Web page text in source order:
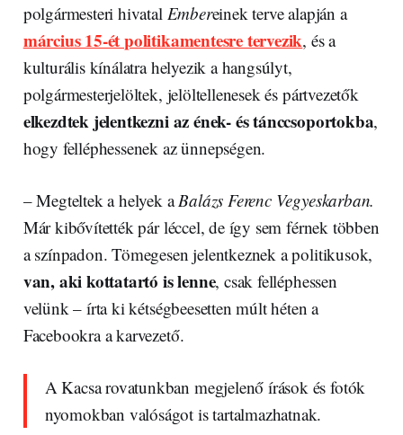
polgármesteri hivatal Embereinek terve alapján a
március 15-ét politikamentesre tervezik, és a
kulturális kínálatra helyezik a hangsúlyt,
polgármesterjelöltek, jelöltellenesek és pártvezetők
elkezdtek jelentkezni az ének- és tánccsoportokba,
hogy felléphessenek az ünnepségen.
– Megteltek a helyek aBalázs Ferenc Vegyeskarban.
Már kibővítették pár léccel, de így sem férnek többen
a színpadon. Tömegesen jelentkeznek a politikusok,
van, aki kottatartó is lenne, csak felléphessen
velünk – írta ki kétségbeesetten múlt héten a
Facebookra a karvezető.
A Kacsa rovatunkban megjelenő írások és fotók
nyomokban valóságot is tartalmazhatnak.